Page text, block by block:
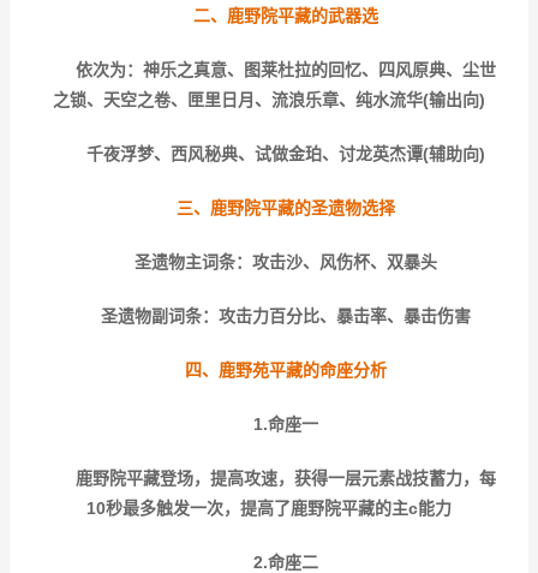
二、鹿野院平藏的武器选
依次为：神乐之真意、图莱杜拉的回忆、四风原典、尘世
之锁、天空之卷、匣里日月、流浪乐章、纯水流华(输出向)
千夜浮梦、西风秘典、试做金珀、讨龙英杰谭(辅助向)
三、鹿野院平藏的圣遗物选择
圣遗物主词条：攻击沙、风伤杯、双暴头
圣遗物副词条：攻击力百分比、暴击率、暴击伤害
四、鹿野苑平藏的命座分析
1.命座一
鹿野院平藏登场，提高攻速，获得一层元素战技蓄力，每
10秒最多触发一次，提高了鹿野院平藏的主c能力
2.命座二